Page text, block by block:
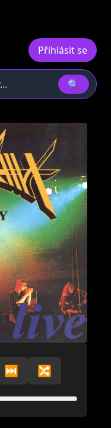
Přihlásit se
🔍
⏭️ 🔀